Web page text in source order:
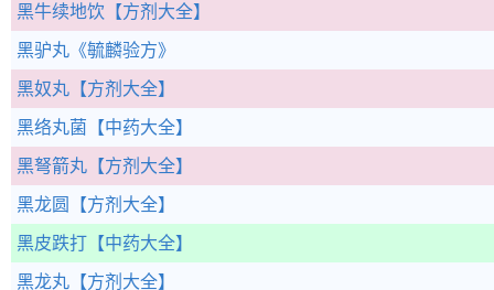
黑牛续地饮 【方剂大全】
黑驴丸 《毓麟验方》
黑奴丸 【方剂大全】
黑络丸菌 【中药大全】
黑弩箭丸 【方剂大全】
黑龙圆 【方剂大全】
黑皮跌打 【中药大全】
黑龙丸 【方剂大全】